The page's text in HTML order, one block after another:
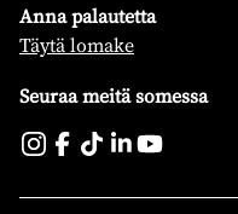
Anna palautetta
Täytä lomake
Seuraa meitä somessa